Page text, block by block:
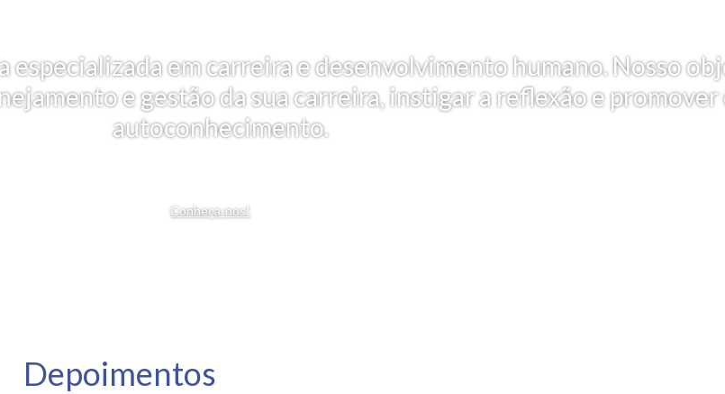
especializada em carreira e desenvolvimento humano. Nosso
e gestão da sua carreira, instigar a reflexão e promover
autoconhecimento.
Conheça-nos!
Depoimentos